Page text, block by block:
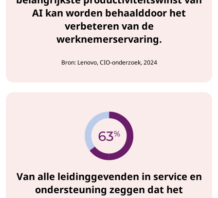
AI kan worden behaalddoor het
verbeteren van de
werknemerservaring.
Bron: Lenovo, CIO-onderzoek, 2024
Van alle leidinggevenden in service en
ondersteuning zeggen dat het